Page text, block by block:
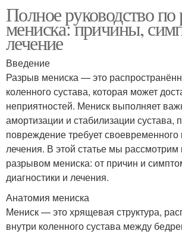
Полное руководство по
мениска: причины,
лечение
Введение
Разрыв мениска — это
коленного сустава, которая может
неприятностей. Мениск выполняет
амортизации и стабилизации сустава,
повреждение требует своевременного
лечения. В этой статье мы рассмотрим
разрывом мениска: от причин и
диагностики и лечения.
Анатомия мениска
Мениск — это хрящевая структура,
внутри коленного сустава между